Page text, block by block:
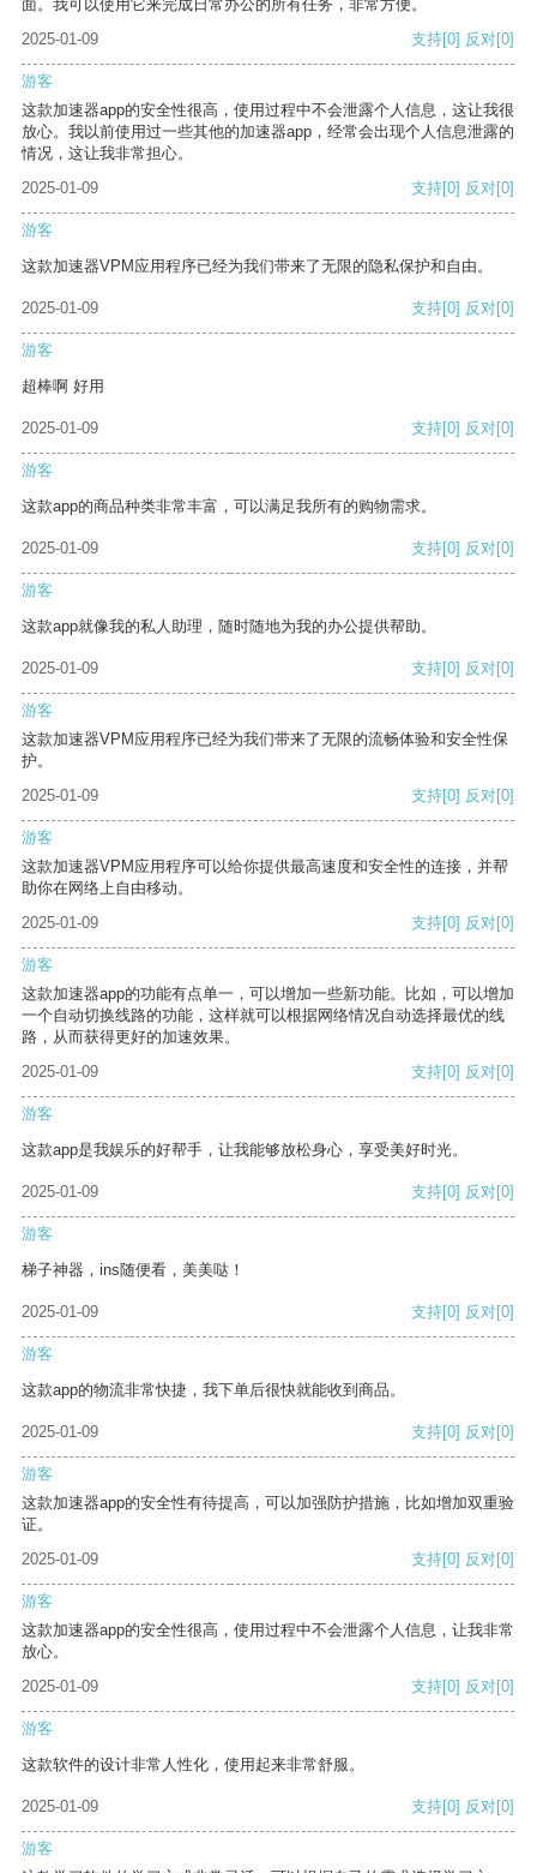
面。我可以使用它来完成日常办公的所有任务，非常方便。
2025-01-09
支持[0] 反对[0]
游客
这款加速器app的安全性很高，使用过程中不会泄露个人信息，这让我很
放心。我以前使用过一些其他的加速器app，经常会出现个人信息泄露的
情况，这让我非常担心。
2025-01-09
支持[0] 反对[0]
游客
这款加速器VPM应用程序已经为我们带来了无限的隐私保护和自由。
2025-01-09 支持[0] 反对[0]
游客
超棒啊 好用
2025-01-09 支持[0] 反对[0]
游客
这款app的商品种类非常丰富，可以满足我所有的购物需求。
2025-01-09 支持[0] 反对[0]
游客
这款app就像我的私人助理，随时随地为我的办公提供帮助。
2025-01-09 支持[0] 反对[0]
游客
这款加速器VPM应用程序已经为我们带来了无限的流畅体验和安全性保
护。
2025-01-09
支持[0] 反对[0]
游客
这款加速器VPM应用程序可以给你提供最高速度和安全性的连接，并帮
助你在网络上自由移动。
2025-01-09
支持[0] 反对[0]
游客
这款加速器app的功能有点单一，可以增加一些新功能。比如，可以增加
一个自动切换线路的功能，这样就可以根据网络情况自动选择最优的线
路，从而获得更好的加速效果。
2025-01-09
支持[0] 反对[0]
游客
这款app是我娱乐的好帮手，让我能够放松身心，享受美好时光。
2025-01-09 支持[0] 反对[0]
游客
梯子神器，ins随便看，美美哒！
2025-01-09 支持[0] 反对[0]
游客
这款app的物流非常快捷，我下单后很快就能收到商品。
2025-01-09 支持[0] 反对[0]
游客
这款加速器app的安全性有待提高，可以加强防护措施，比如增加双重验
证。
2025-01-09
支持[0] 反对[0]
游客
这款加速器app的安全性很高，使用过程中不会泄露个人信息，让我非常
放心。
2025-01-09
支持[0] 反对[0]
游客
这款软件的设计非常人性化，使用起来非常舒服。
2025-01-09 支持[0] 反对[0]
游客